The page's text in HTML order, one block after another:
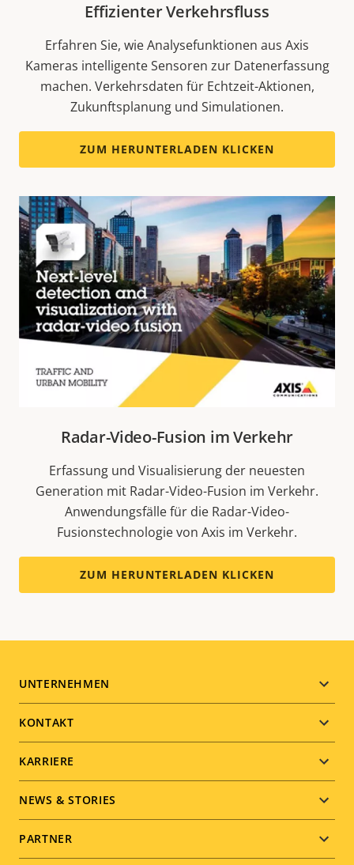
Effizienter Verkehrsfluss
Erfahren Sie, wie Analysefunktionen aus Axis
Kameras intelligente Sensoren zur Datenerfassung
machen. Verkehrsdaten für Echtzeit-Aktionen,
Zukunftsplanung und Simulationen.
ZUM HERUNTERLADEN KLICKEN
Radar-Video-Fusion im Verkehr
Erfassung und Visualisierung der neuesten
Generation mit Radar-Video-Fusion im Verkehr.
Anwendungsfälle für die Radar-Video-
Fusionstechnologie von Axis im Verkehr.
ZUM HERUNTERLADEN KLICKEN
Footer
menu
UNTERNEHMEN
KONTAKT
KARRIERE
NEWS & STORIES
PARTNER